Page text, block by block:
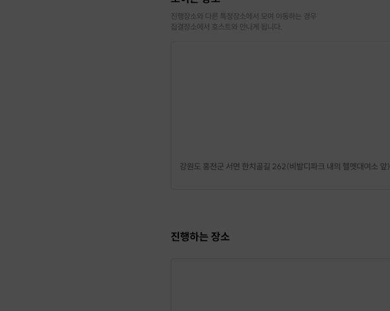
진행장소와 다른 특정장소에서 모여 이동하는 경우
집결장소에서 호스트와 만나게 됩니다.
강원도 홍천군 서면 한치골길 262(비발디파크 내의 헬멧대여소 앞)
진행하는 장소